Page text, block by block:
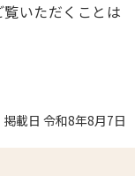
いただくことは
掲載日 令和8年8月7日